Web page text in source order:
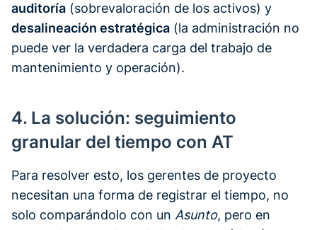
auditoría (sobrevaloración de los activos) y
desalineación estratégica (la administración no
puede ver la verdadera carga del trabajo de
mantenimiento y operación).
4. La solución: seguimiento
granular del tiempo con AT
Para resolver esto, los gerentes de proyecto
necesitan una forma de registrar el tiempo, no
solo comparándolo con un Asunto, pero en